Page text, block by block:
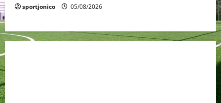
sportjonico 05/08/2026